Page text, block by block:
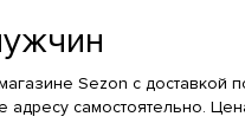
Sezon с доставкой
адресу самостоятельно.